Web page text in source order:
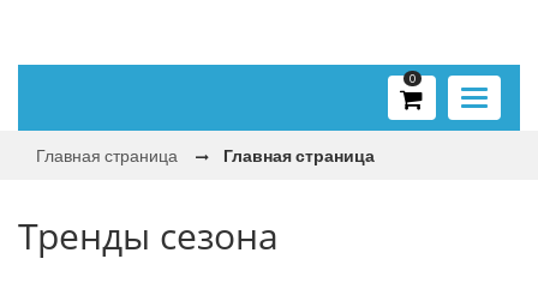
Toggle
0
Главная страница Главная страница
Тренды сезона